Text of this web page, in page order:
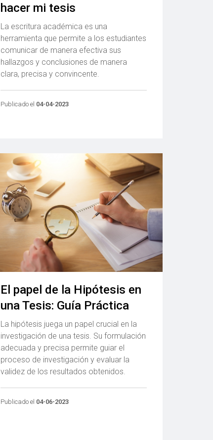
hacer mi tesis
La escritura académica es una
herramienta que permite a los estudiantes
comunicar de manera efectiva sus
hallazgos y conclusiones de manera
clara, precisa y convincente.
Publicado el 04-04-2023
El papel de la Hipótesis en
una Tesis: Guía Práctica
La hipótesis juega un papel crucial en la
investigación de una tesis. Su formulación
adecuada y precisa permite guiar el
proceso de investigación y evaluar la
validez de los resultados obtenidos.
Publicado el 04-06-2023